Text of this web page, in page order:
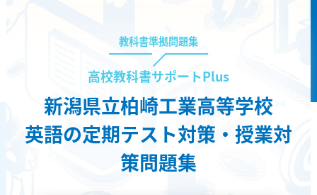
教科書準拠問題集
高校教科書サポートPlus
新潟県立柏崎工業高等学校
英語の定期テスト対策・授業対
策問題集